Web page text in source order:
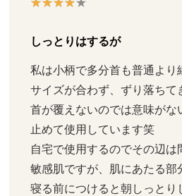
しっとりはするが
私は小柄で多分首も普通より
サイズが合わず、ずり落ちて
首が覆えないのでは意味がな
止めて使用しています笑
自宅で使用するのでその辺は
敏感肌ですが、肌にあたる部
寝る前につけると朝しっとり